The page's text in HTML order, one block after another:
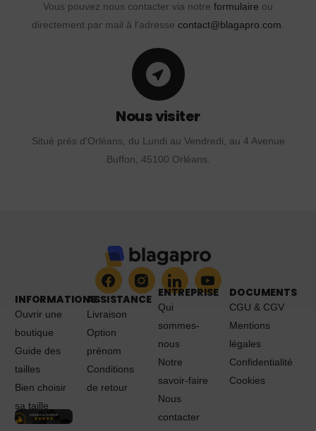
Vous pouvez nous contacter via notre formulaire ou
directement par mail à l'adresse contact@blagapro.com.
Nous visiter
Situé près d'Orléans, du Lundi au Vendredi, au 4 Avenue
Buffon, 45100 Orléans.
INFORMATIONS
Ouvrir une
boutique
Guide des
tailles
Bien choisir
sa taille
ASSISTANCE
Livraison
Option
prénom
Conditions
de retour
ENTREPRISE
Qui
sommes-
nous
Notre
savoir-faire
Nous
contacter
DOCUMENTS
CGU & CGV
Mentions
légales
Confidentialité
Cookies